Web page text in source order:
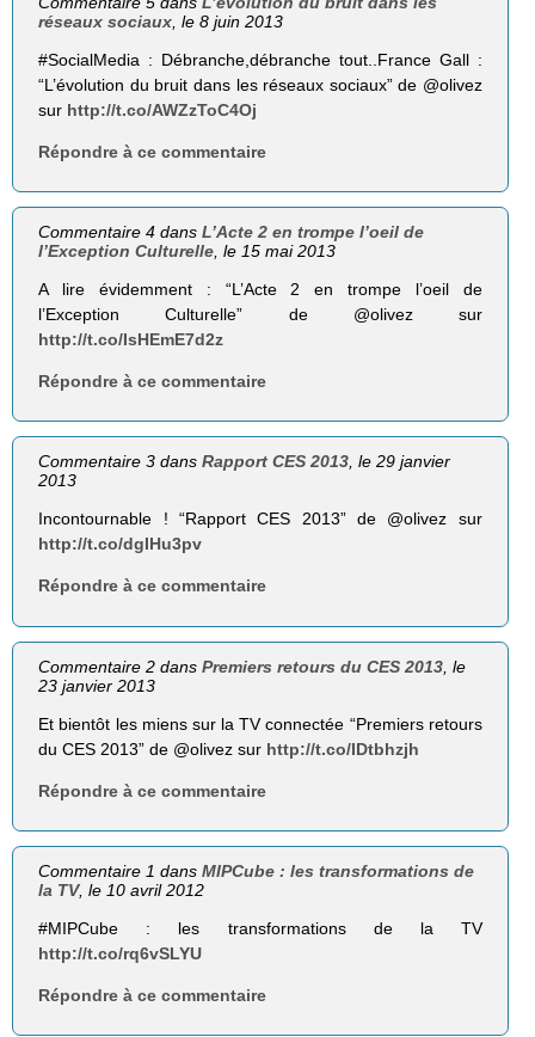
réseaux sociaux , le 8 juin 2013
#SocialMedia : Débranche,débranche tout..France Gall :
“L’évolution du bruit dans les réseaux sociaux” de @olivez
sur http://t.co/AWZzToC4Oj
Répondre à ce commentaire
Commentaire 4 dansL’Acte 2 en trompe l’oeil de
l’Exception Culturelle , le 15 mai 2013
A lire évidemment : “L’Acte 2 en trompe l’oeil de
l’Exception Culturelle” de @olivez sur
http://t.co/IsHEmE7d2z
Répondre à ce commentaire
Commentaire 3 dansRapport CES 2013, le 29 janvier
2013
Incontournable ! “Rapport CES 2013” de @olivez sur
http://t.co/dgIHu3pv
Répondre à ce commentaire
Commentaire 2 dansPremiers retours du CES 2013 , le
23 janvier 2013
Et bientôt les miens sur la TV connectée “Premiers retours
du CES 2013” de @olivez sur http://t.co/IDtbhzjh
Répondre à ce commentaire
Commentaire 1 dansMIPCube : les transformations de
la TV, le 10 avril 2012
#MIPCube : les transformations de la TV
http://t.co/rq6vSLYU
Répondre à ce commentaire